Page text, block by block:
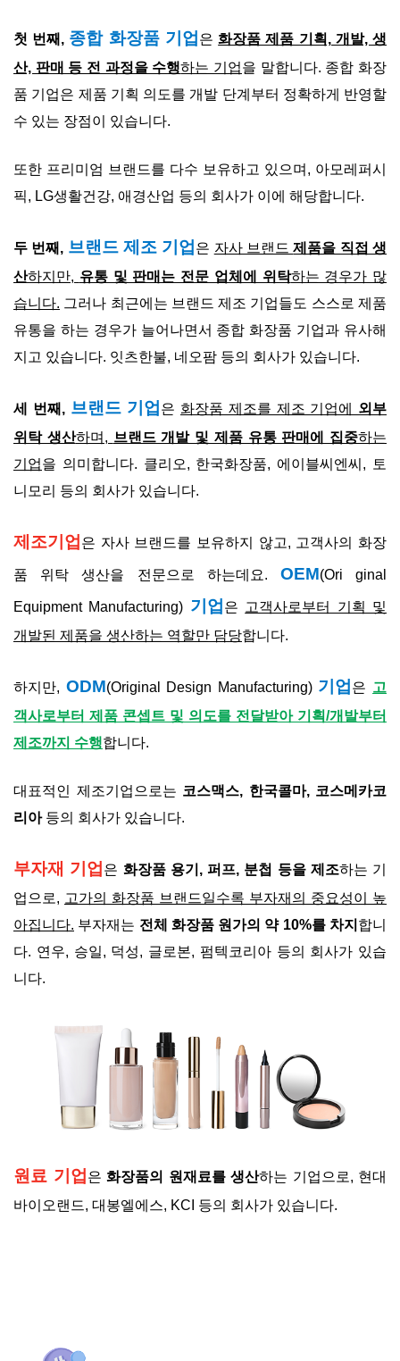
첫 번째, 종합 화장품 기업 은화장품 제품 기획, 개발, 생
산, 판매 등 전 과정을 수행하는 기업을 말합니다. 종합 화장
품 기업은 제품 기획 의도를 개발 단계부터 정확하게 반영할
수 있는 장점이 있습니다.
또한 프리미엄 브랜드를 다수 보유하고 있으며, 아모레퍼시
픽, LG생활건강, 애경산업 등의 회사가 이에 해당합니다.
두 번째, 브랜드 제조 기업 은 자사 브랜드제품을 직접 생
산하지만, 유통 및 판매는 전문 업체에 위탁하는 경우가 많
습니다. 그러나 최근에는 브랜드 제조 기업들도 스스로 제품
유통을 하는 경우가 늘어나면서 종합 화장품 기업과 유사해
지고 있습니다. 잇츠한불, 네오팜 등의 회사가 있습니다.
세 번째, 브랜드 기업 은 화장품 제조를 제조 기업에 외부
위탁 생산하며, 브랜드 개발 및 제품 유통 판매에 집중하는
기업을 의미합니다. 클리오, 한국화장품, 에이블씨엔씨, 토
니모리 등의 회사가 있습니다.
제조기업 은 자사 브랜드를 보유하지 않고, 고객사의 화장
품 위탁 생산을 전문으로 하는데요. OEM(Ori ginal
Equipment Manufacturing) 기업 은 고객사로부터 기획 및
개발된 제품을 생산하는 역할만 담당합니다.
하지만, ODM(Original Design Manufacturing) 기업 은 고
객사로부터 제품 콘셉트 및 의도를 전달받아 기획/개발부터
제조까지 수행합니다.
대표적인 제조기업으로는 코스맥스, 한국콜마, 코스메카코
리아등의 회사가 있습니다.
부자재 기업 은 화장품 용기, 퍼프, 분첩 등을 제조하는 기
업으로, 고가의 화장품 브랜드일수록 부자재의 중요성이 높
아집니다. 부자재는 전체 화장품 원가의 약 10%를 차지 합니
다. 연우, 승일, 덕성, 글로본, 펌텍코리아 등의 회사가 있습
니다.
원료 기업 은 화장품의 원재료를 생산하는 기업으로, 현대
바이오랜드, 대봉엘에스, KCI 등의 회사가 있습니다.